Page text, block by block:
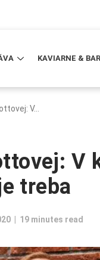
KAVIARNE &
V…
V
treba
19 minutes read